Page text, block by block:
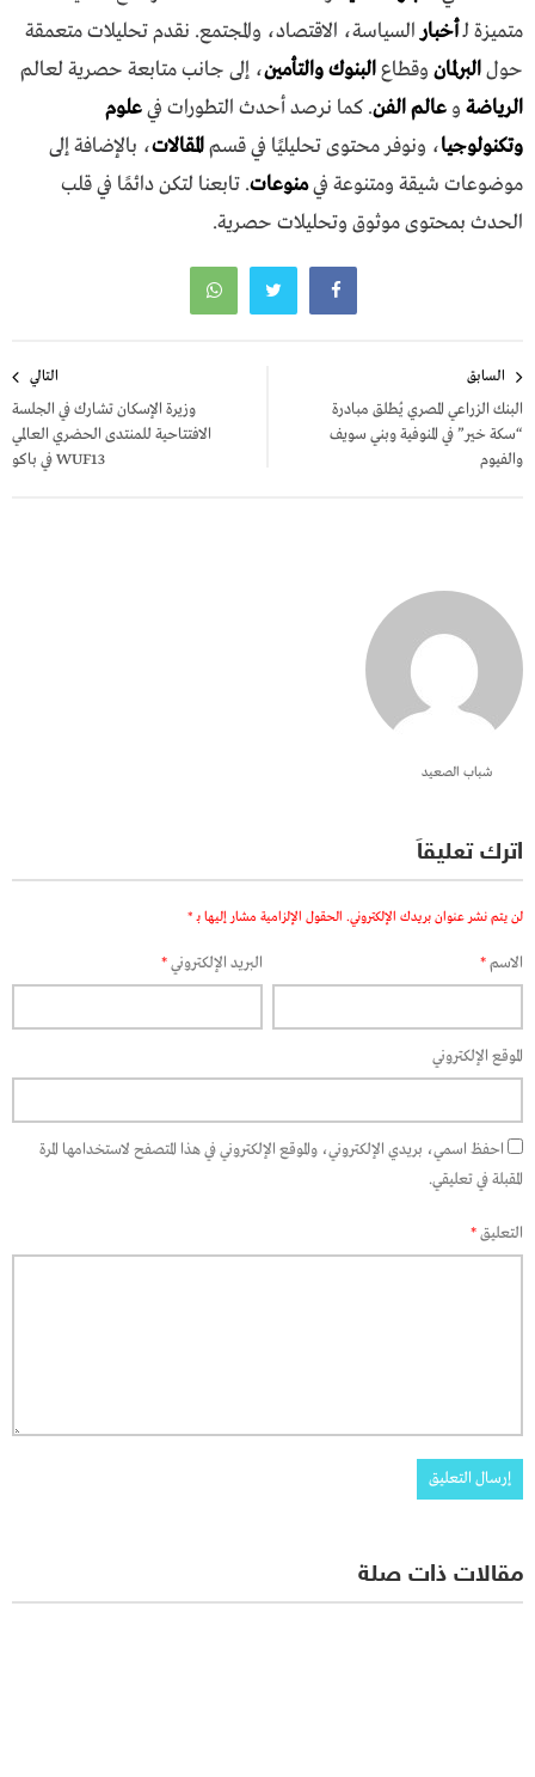
متميزة لـأخبارالسياسة، الاقتصاد، والمجتمع. نقدم تحليلات متعمقة
حولالبرلمان وقطاعالبنوك والتأمين، إلى جانب متابعة حصرية لعالم
الرياضة و عالم الفن. كما نرصد أحدث التطورات فيعلوم
وتكنولوجيا، ونوفر محتوى تحليليًا في قسمالمقالات، بالإضافة إلى
موضوعات شيقة ومتنوعة فيمنوعات. تابعنا لتكن دائمًا في قلب
الحدث بمحتوى موثوق وتحليلات حصرية.
المقالات
السابق
البنك الزراعي المصري يُطلق مبادرة
“سكة خير” في المنوفية وبني سويف
والفيوم
التالي
وزيرة الإسكان تشارك في الجلسة
الافتتاحية للمنتدى الحضري العالمي
WUF13 في باكو
شباب الصعيد
اترك تعليقاً
لن يتم نشر عنوان بريدك الإلكتروني. الحقول الإلزامية مشار إليها بـ *
الاسم* البريد الإلكتروني*
الموقع الإلكتروني
احفظ اسمي، بريدي الإلكتروني، والموقع الإلكتروني في هذا المتصفح لاستخدامها المرة
المقبلة في تعليقي.
التعليق*
مقالات ذات صلة